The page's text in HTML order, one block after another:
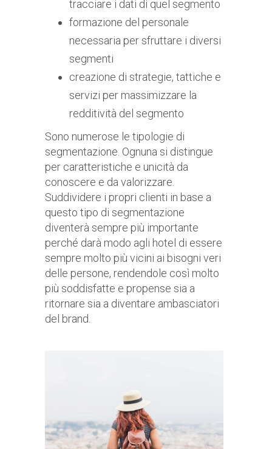
tracciare i dati di quel segmento
formazione del personale
necessaria per sfruttare i diversi
segmenti
creazione di strategie, tattiche e
servizi per massimizzare la
redditività del segmento
Sono numerose le tipologie di
segmentazione. Ognuna si distingue
per caratteristiche e unicità da
conoscere e da valorizzare.
Suddividere i propri clienti in base a
questo tipo di segmentazione
diventerà sempre più importante
perché darà modo agli hotel di essere
sempre molto più vicini ai bisogni veri
delle persone, rendendole così molto
più soddisfatte e propense sia a
ritornare sia a diventare ambasciatori
del brand.